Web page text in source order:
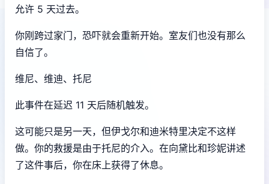
允许 5 天过去。
你刚跨过家门，恐吓就会重新开始。室友们也没有那么
自信了。
维尼、维迪、托尼
此事件在延迟 11 天后随机触发。
这可能只是另一天，但伊戈尔和迪米特里决定不这样
做。你的救援是由于托尼的介入。在向黛比和珍妮讲述
了这件事后，你在床上获得了休息。